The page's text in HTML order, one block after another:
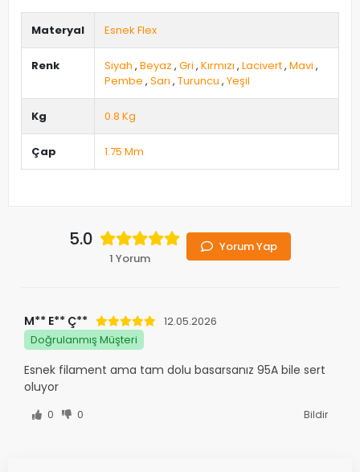
Materyal Esnek Flex
Renk Siyah , Beyaz , Gri , Kırmızı , Lacivert, Mavi ,
Pembe , Sarı , Turuncu , Yeşil
Kg 0.8 Kg
Çap 1.75 Mm
5.0
1 Yorum
Yorum Yap
M** E** Ç**
12.05.2026
Doğrulanmış Müşteri
Esnek filament ama tam dolu basarsanız 95A bile sert
oluyor
0 0 Bildir